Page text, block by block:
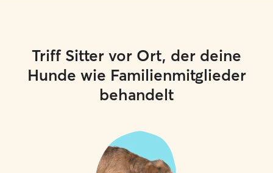
Triff Sitter vor Ort, der deine
Hunde wie Familienmitglieder
behandelt